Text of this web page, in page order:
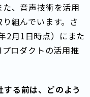
、音声技術を活用
組んでいます。さ
2月1日時点）にまた
ロダクトの活用推
る前は、どのよう